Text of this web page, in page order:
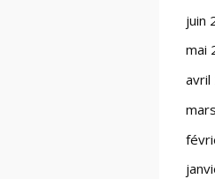
juin
mai
avril